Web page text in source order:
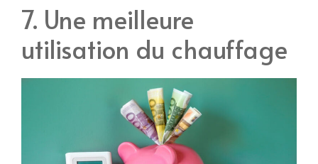
7. Une meilleure
utilisation du chauffage